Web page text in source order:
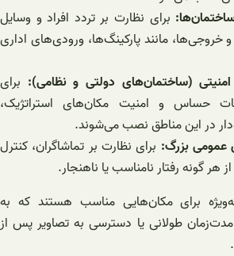
برای نظارت بر تردد افراد و وسایل
خروجی‌ها، مانند پارکینگ‌ها، ورودی‌های اداری
(ساختمان‌های دولتی و نظامی): برای
حساس و امنیت مکان‌های استراتژیک،
در این مناطق نصب می‌شوند.
عمومی بزرگ: برای نظارت بر تماشاگران، کنترل
هر گونه رفتار نامناسب یا ناهنجار.
برای مکان‌هایی مناسب هستند که به
مدت‌زمان طولانی یا دسترسی به تصاویر پس از